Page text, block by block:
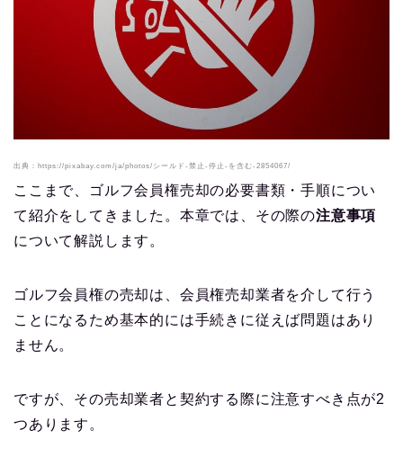
出典：https://pixabay.com/ja/photos/シールド-禁止-停止-を含む-2854067/
ここまで、ゴルフ会員権売却の必要書類・手順につい
て紹介をしてきました。本章では、その際の注意事項
について解説します。
ゴルフ会員権の売却は、会員権売却業者を介して行う
ことになるため基本的には手続きに従えば問題はあり
ません。
ですが、その売却業者と契約する際に注意すべき点が2
つあります。